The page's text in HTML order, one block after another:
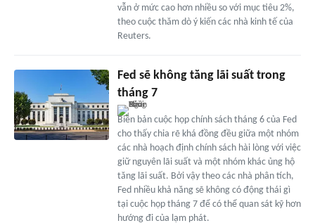
vẫn ở mức cao hơn nhiều so với mục tiêu 2%,
theo cuộc thăm dò ý kiến các nhà kinh tế của
Reuters.
Fed sẽ không tăng lãi suất trong
tháng 7
Biên bản cuộc họp chính sách tháng 6 của Fed
cho thấy chia rẽ khá đồng đều giữa một nhóm
các nhà hoạch định chính sách hài lòng với việc
giữ nguyên lãi suất và một nhóm khác ủng hộ
tăng lãi suất. Bởi vậy theo các nhà phân tích,
Fed nhiều khả năng sẽ không có động thái gì
tại cuộc họp tháng 7 để có thể quan sát kỹ hơn
hướng đi của lạm phát.